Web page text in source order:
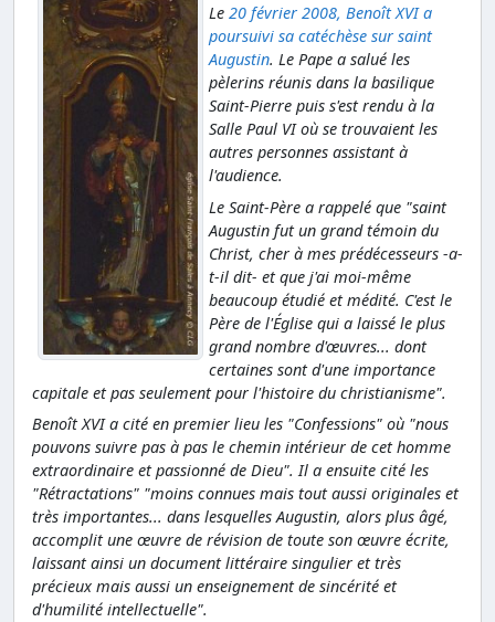
Le 20 février 2008, Benoît XVI a
poursuivi sa catéchèse sur saint
Augustin. Le Pape a salué les
pèlerins réunis dans la basilique
Saint-Pierre puis s'est rendu à la
Salle Paul VI où se trouvaient les
autres personnes assistant à
l'audience.
Le Saint-Père a rappelé que "saint
Augustin fut un grand témoin du
Christ, cher à mes prédécesseurs -a-
t-il dit- et que j'ai moi-même
beaucoup étudié et médité. C'est le
Père de l'Église qui a laissé le plus
grand nombre d'œuvres... dont
certaines sont d'une importance
capitale et pas seulement pour l'histoire du christianisme".
Benoît XVI a cité en premier lieu les "Confessions" où "nous
pouvons suivre pas à pas le chemin intérieur de cet homme
extraordinaire et passionné de Dieu". Il a ensuite cité les
"Rétractations" "moins connues mais tout aussi originales et
très importantes... dans lesquelles Augustin, alors plus âgé,
accomplit une œuvre de révision de toute son œuvre écrite,
laissant ainsi un document littéraire singulier et très
précieux mais aussi un enseignement de sincérité et
d'humilité intellectuelle".